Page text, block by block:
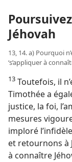
Jéhovah
13, 14. a) Pourquoi
‘s’appliquer à
13 Toutefois, il
Timothée a
justice, la foi,
mesures
imploré
et retournons à
à connaître